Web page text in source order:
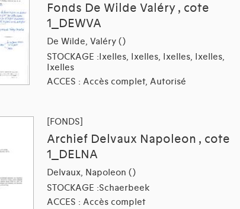
Fonds De Wilde Valéry , cote
1_DEWVA
De Wilde, Valéry ()
STOCKAGE :Ixelles, Ixelles, Ixelles, Ixelles,
Ixelles
ACCES : Accès complet, Autorisé
[FONDS]
Archief Delvaux Napoleon , cote
1_DELNA
Delvaux, Napoleon ()
STOCKAGE :Schaerbeek
ACCES : Accès complet